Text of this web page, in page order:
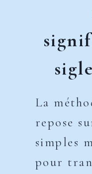
La
repose
simples
pour